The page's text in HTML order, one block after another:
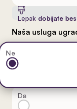
Lepak dobijate
Naša usluga
Ne
Da